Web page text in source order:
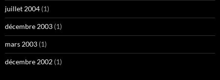
juillet 2004 (1)
décembre 2003 (1)
mars 2003 (1)
décembre 2002 (1)